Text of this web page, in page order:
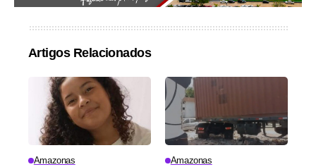
Artigos Relacionados
Amazonas Amazonas